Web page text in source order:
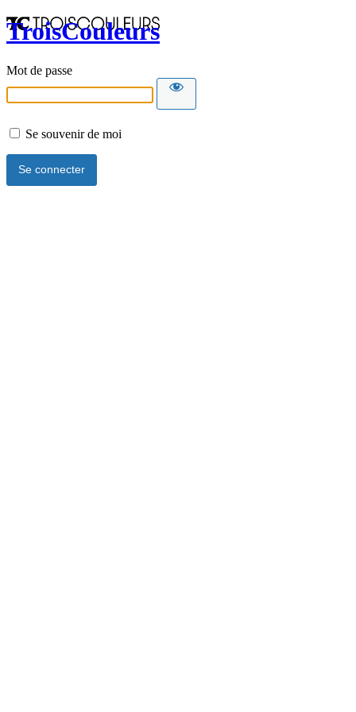
TroisCouleurs
Mot de passe
Se souvenir de moi